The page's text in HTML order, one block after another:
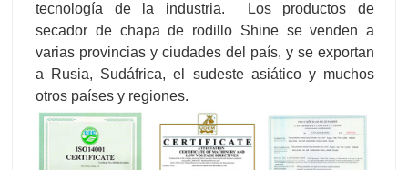
tecnología de la industria. Los productos de
secador de chapa de rodillo Shine se venden a
varias provincias y ciudades del país, y se exportan
a Rusia, Sudáfrica, el sudeste asiático y muchos
otros países y regiones.